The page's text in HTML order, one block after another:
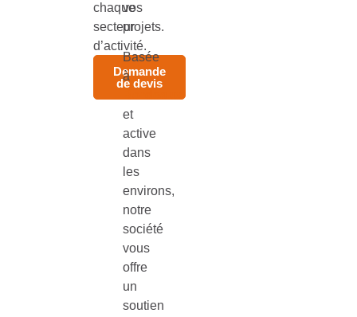
chaque
secteur
d’activité.
Demande
de devis
vos
projets.
Basée
à
et
active
dans
les
environs,
notre
société
vous
offre
un
soutien